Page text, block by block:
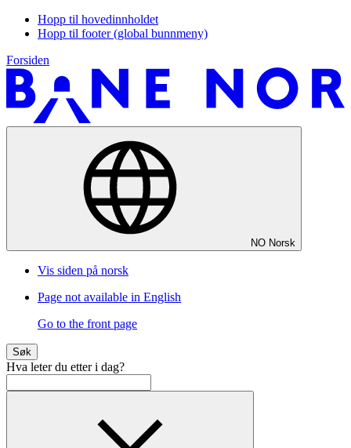
Hopp til hovedinnholdet
Hopp til footer (global bunnmeny)
Forsiden
NO Norsk
Vis siden på norsk
Page not available in English
Go to the front page
Søk
Hva leter du etter i dag?